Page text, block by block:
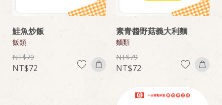
鮭魚炒飯
飯類
79
72
素青醬野菇義大利麵
麵類
79
72